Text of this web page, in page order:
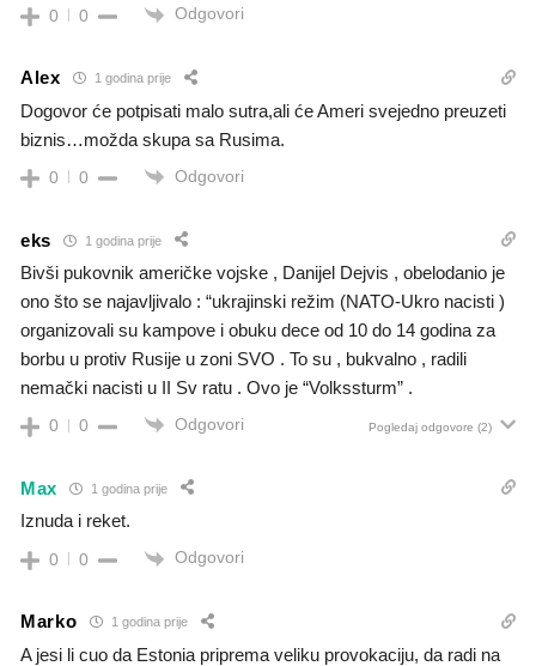
0 0 Odgovori
Alex 1 godina prije
Dogovor će potpisati malo sutra,ali će Ameri svejedno preuzeti
biznis…možda skupa sa Rusima.
0 0 Odgovori
eks 1 godina prije
Bivši pukovnik američke vojske , Danijel Dejvis , obelodanio je
ono što se najavljivalo : “ukrajinski režim (NATO-Ukro nacisti )
organizovali su kampove i obuku dece od 10 do 14 godina za
borbu u protiv Rusije u zoni SVO . To su , bukvalno , radili
nemački nacisti u II Sv ratu . Ovo je “Volkssturm” .
0 0 Odgovori Pogledaj odgovore (2)
Max 1 godina prije
Iznuda i reket.
0 0 Odgovori
Marko 1 godina prije
A jesi li cuo da Estonia priprema veliku provokaciju, da radi na